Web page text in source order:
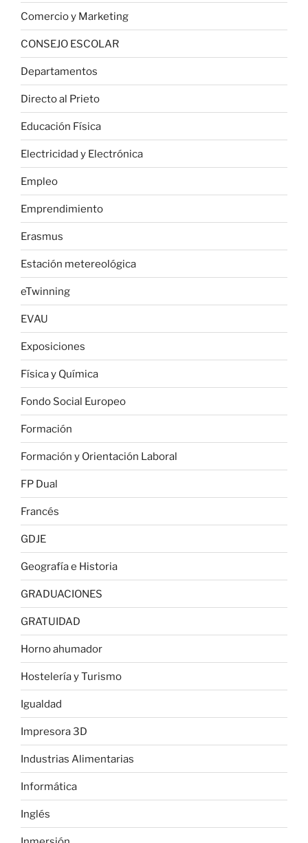
Comercio y Marketing
CONSEJO ESCOLAR
Departamentos
Directo al Prieto
Educación Física
Electricidad y Electrónica
Empleo
Emprendimiento
Erasmus
Estación metereológica
eTwinning
EVAU
Exposiciones
Física y Química
Fondo Social Europeo
Formación
Formación y Orientación Laboral
FP Dual
Francés
GDJE
Geografía e Historia
GRADUACIONES
GRATUIDAD
Horno ahumador
Hostelería y Turismo
Igualdad
Impresora 3D
Industrias Alimentarias
Informática
Inglés